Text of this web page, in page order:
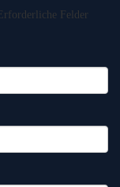
Erforderliche Felder